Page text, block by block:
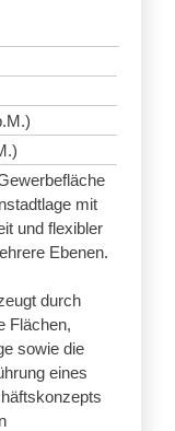
mit
und flexibler
Ebenen.
durch
Flächen,
sowie die
eines